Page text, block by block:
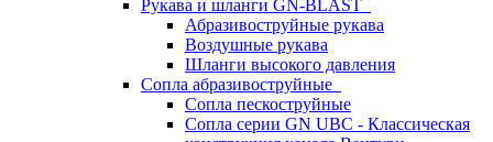
Рукава и шланги GN-BLAST
Абразивоструйные рукава
Воздушные рукава
Шланги высокого давления
Сопла абразивоструйные
Сопла пескоструйные
Сопла серии GN UBC - Классическая